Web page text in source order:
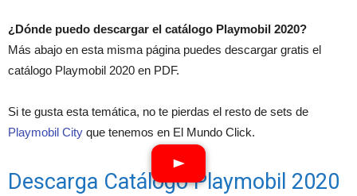
¿Dónde puedo descargar el catálogo Playmobil 2020?
Más abajo en esta misma página puedes descargar gratis el
catálogo Playmobil 2020 en PDF.
Si te gusta esta temática, no te pierdas el resto de sets de
Playmobil City que tenemos en El Mundo Click.
Descarga Catálogo Playmobil 2020